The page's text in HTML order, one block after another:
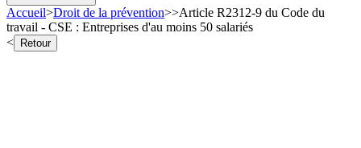
Accueil>Droit de la prévention>>Article R2312-9 du Code du
travail - CSE : Entreprises d'au moins 50 salariés
<
Retour